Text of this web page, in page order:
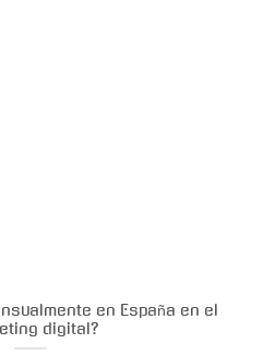
en España en el
digital?